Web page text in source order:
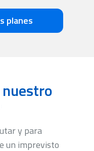
planes
y para
un imprevisto